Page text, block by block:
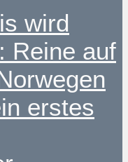
wird
Reine auf
erstes